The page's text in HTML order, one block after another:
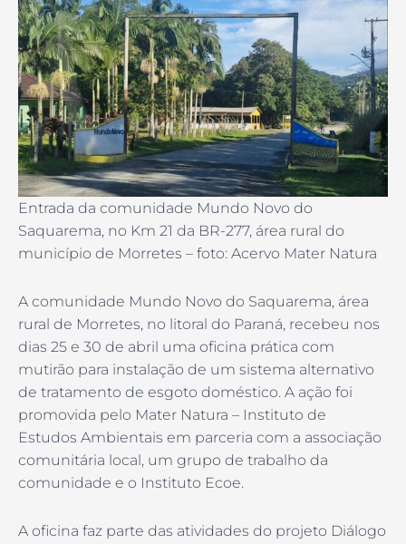
Entrada da comunidade Mundo Novo do
Saquarema, no Km 21 da BR-277, área rural do
município de Morretes – foto: Acervo Mater Natura
A comunidade Mundo Novo do Saquarema, área
rural de Morretes, no litoral do Paraná, recebeu nos
dias 25 e 30 de abril uma oficina prática com
mutirão para instalação de um sistema alternativo
de tratamento de esgoto doméstico. A ação foi
promovida pelo Mater Natura – Instituto de
Estudos Ambientais em parceria com a associação
comunitária local, um grupo de trabalho da
comunidade e o Instituto Ecoe.
A oficina faz parte das atividades do projeto Diálogo